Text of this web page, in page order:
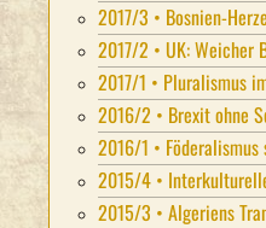
2017/3 • Bosnien-
2017/2 • UK: Weicher
2017/1 • Pluralismus
2016/2 • Brexit ohne
2016/1 •
2015/4 •
2015/3 • Algeriens